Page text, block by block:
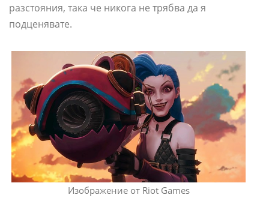
разстояния, така че никога не трябва да я
подценявате.
Изображение от Riot Games